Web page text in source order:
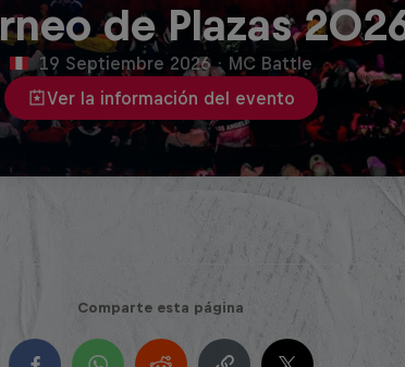
de Plazas
Ver la información del evento
19 Septiembre 2026 · MC Battle
Comparte esta página